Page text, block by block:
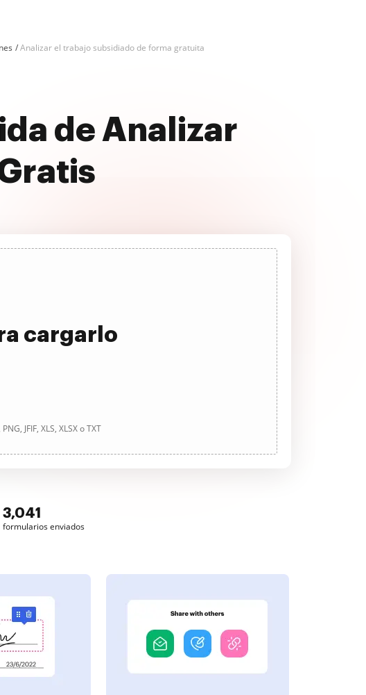
Analizar el trabajo subsidiado de forma gratuita
de Analizar
cargarlo
JFIF, XLS, XLSX o TXT
3,041
formularios enviados